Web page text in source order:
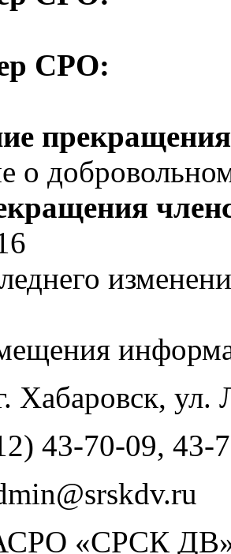
СРО:
о
Хабаровск, ул.
43-70-09, 43-
«СРСК